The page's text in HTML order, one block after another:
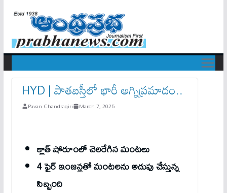
HYD | పాత‌బస్తీలో భారీ అగ్నిప్రమాదం..
Pavan Chandragiri March 7, 2025
క్లాత్ షోరూంలో చెల‌రేగిన మంట‌లు
4 ఫైర్ ఇంజ‌న్ల‌తో మంటలను అదుపు చేస్తున్న
సిబ్బంది